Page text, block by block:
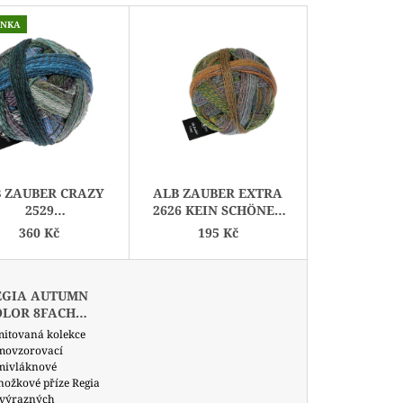
T
ZAUBER CRAZY
2529
360 Kč
ALB ZAUBER EXTRA
2626 KEIN SCHÖNER
LAND
195 Kč
AUTUMN
8FACH
09184
kolekce
příze Regia